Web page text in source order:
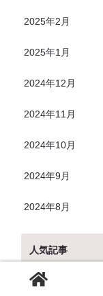
2025年2月
2025年1月
2024年12月
2024年11月
2024年10月
2024年9月
2024年8月
人気記事